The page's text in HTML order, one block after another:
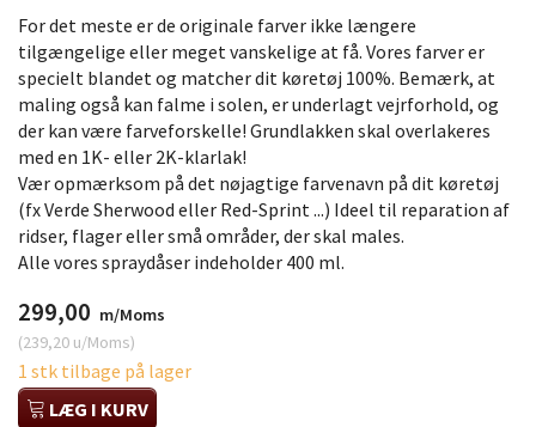
For det meste er de originale farver ikke længere
tilgængelige eller meget vanskelige at få. Vores farver er
specielt blandet og matcher dit køretøj 100%. Bemærk, at
maling også kan falme i solen, er underlagt vejrforhold, og
der kan være farveforskelle! Grundlakken skal overlakeres
med en 1K- eller 2K-klarlak!
Vær opmærksom på det nøjagtige farvenavn på dit køretøj
(fx Verde Sherwood eller Red-Sprint ...) Ideel til reparation af
ridser, flager eller små områder, der skal males.
Alle vores spraydåser indeholder 400 ml.
299,00 m/Moms
(239,20 u/Moms)
1 stk tilbage på lager
LÆG I KURV